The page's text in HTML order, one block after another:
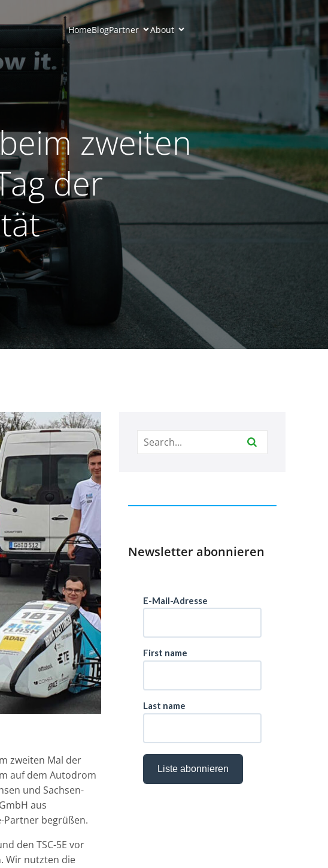
HomeBlogPartner About
zweiten
der
zweiten Mal der
auf dem Autodrom
und Sachsen-
GmbH aus
Partner begrüßen.
den TSC-5E vor
. Wir nutzten die
Newsletter abonnieren